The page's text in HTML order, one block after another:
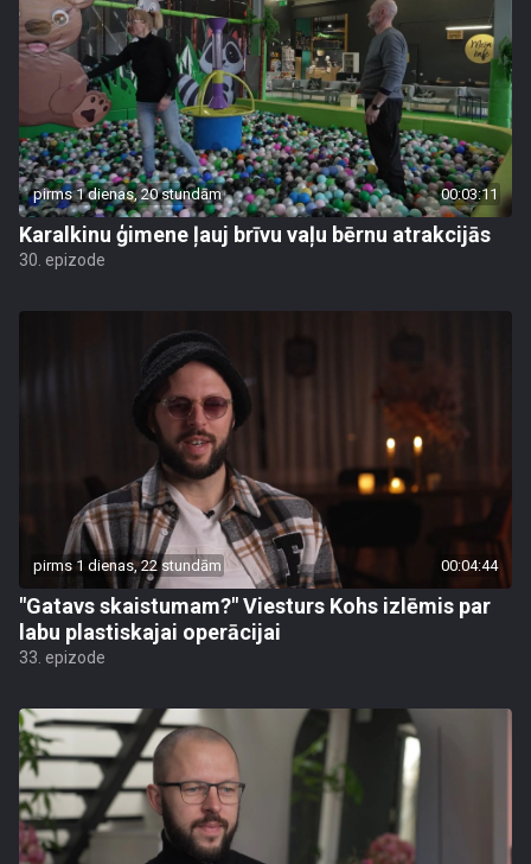
pirms 1 dienas, 20 stundām 00:03:11
Karalkinu ģimene ļauj brīvu vaļu bērnu atrakcijās
30. epizode
pirms 1 dienas, 22 stundām 00:04:44
"Gatavs skaistumam?" Viesturs Kohs izlēmis par
labu plastiskajai operācijai
33. epizode